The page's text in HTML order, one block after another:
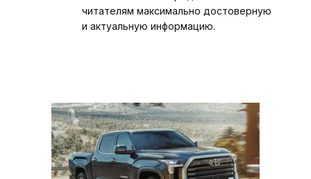
читателям максимально достоверную
и актуальную информацию.